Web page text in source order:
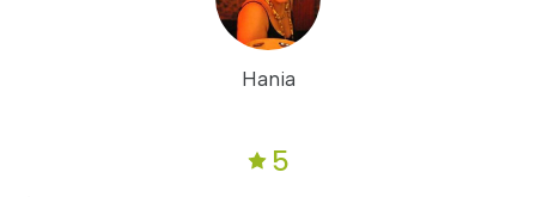
Hania
5